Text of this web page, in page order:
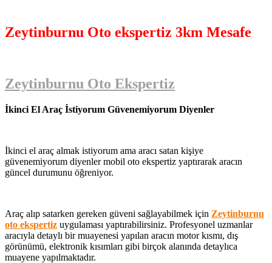
Zeytinburnu Oto ekspertiz 3km Mesafe
Zeytinburnu Oto Ekspertiz
İkinci El Araç İstiyorum Güvenemiyorum Diyenler
İkinci el araç almak istiyorum ama aracı satan kişiye
güvenemiyorum diyenler mobil oto ekspertiz yaptırarak aracın
güncel durumunu öğreniyor.
Araç alıp satarken gereken güveni sağlayabilmek için Zeytinburnu
oto ekspertiz uygulaması yaptırabilirsiniz. Profesyonel uzmanlar
aracıyla detaylı bir muayenesi yapılan aracın motor kısmı, dış
görünümü, elektronik kısımları gibi birçok alanında detaylıca
muayene yapılmaktadır.